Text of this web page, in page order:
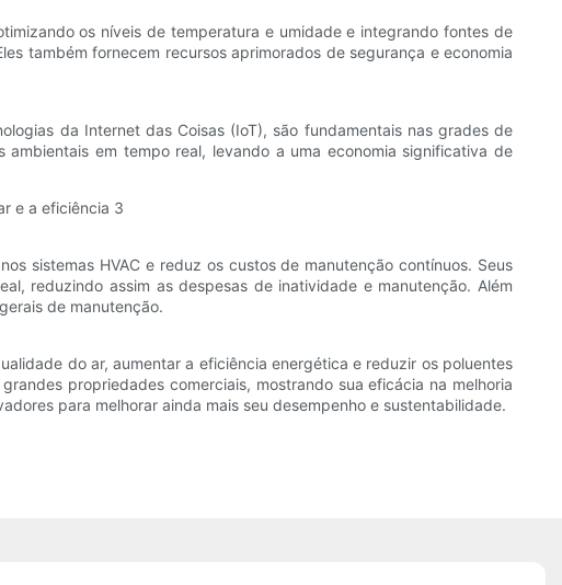
os níveis de temperatura e umidade e integrando fontes de
também fornecem recursos aprimorados de segurança e economia
da Internet das Coisas (IoT), são fundamentais nas grades de
em tempo real, levando a uma economia significativa de
sistemas HVAC e reduz os custos de manutenção contínuos. Seus
reduzindo assim as despesas de inatividade e manutenção. Além
de manutenção.
do ar, aumentar a eficiência energética e reduzir os poluentes
propriedades comerciais, mostrando sua eficácia na melhoria
para melhorar ainda mais seu desempenho e sustentabilidade.